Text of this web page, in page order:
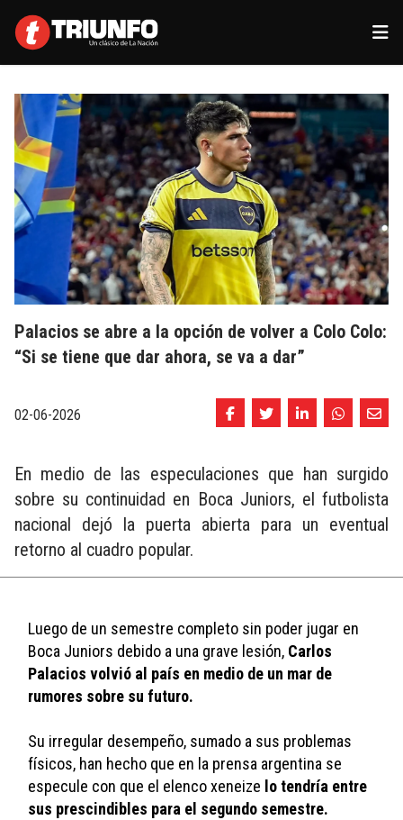
Palacios se abre a la opción de volver a Colo Colo:
“Si se tiene que dar ahora, se va a dar”
02-06-2026
En medio de las especulaciones que han surgido
sobre su continuidad en Boca Juniors, el futbolista
nacional dejó la puerta abierta para un eventual
retorno al cuadro popular.
Luego de un semestre completo sin poder jugar en
Boca Juniors debido a una grave lesión, Carlos
Palacios volvió al país en medio de un mar de
rumores sobre su futuro.
Su irregular desempeño, sumado a sus problemas
físicos, han hecho que en la prensa argentina se
especule con que el elenco xeneize lo tendría entre
sus prescindibles para el segundo semestre.